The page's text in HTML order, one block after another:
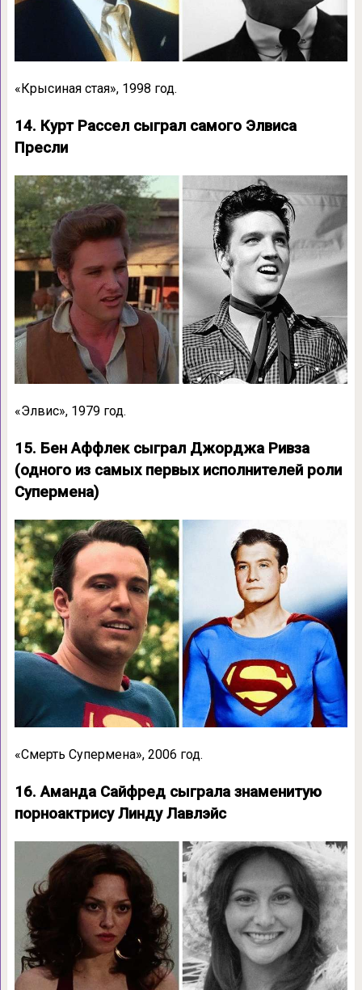
«Крысиная стая», 1998 год.
14. Курт Рассел сыграл самого Элвиса
Пресли
«Элвис», 1979 год.
15. Бен Аффлек сыграл Джорджа Ривза
(одного из самых первых исполнителей роли
Супермена)
«Смерть Супермена», 2006 год.
16. Аманда Сайфред сыграла знаменитую
порноактрису Линду Лавлэйс